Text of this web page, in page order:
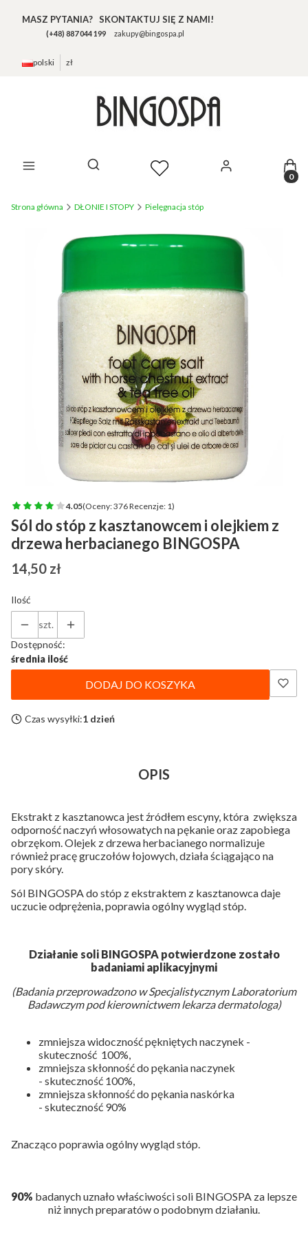
MASZ PYTANIA? SKONTAKTUJ SIĘ Z NAMI!
(+48) 887 044 199 zakupy@bingospa.pl
polski zł
Otwórz wyszukiwarkę
Strona główna DŁONIE I STOPY Pielęgnacja stóp
4.05(Oceny: 376 Recenzje: 1)
Sól do stóp z kasztanowcem i olejkiem z
drzewa herbacianego BINGOSPA
Cena
14,50 zł
Ilość
szt.
Dostępność:
średnia ilość
DODAJ DO KOSZYKA
Czas wysyłki:1 dzień
OPIS
Ekstrakt z kasztanowca jest źródłem escyny, która zwiększa
odporność naczyń włosowatych na pękanie oraz zapobiega
obrzękom. Olejek z drzewa herbacianego normalizuje
również pracę gruczołów łojowych, działa ściągająco na
pory skóry.
Sól BINGOSPA do stóp z ekstraktem z kasztanowca daje
uczucie odprężenia, poprawia ogólny wygląd stóp.
Działanie soli BINGOSPA potwierdzone zostało
badaniami aplikacyjnymi
(Badania przeprowadzono w Specjalistycznym Laboratorium
Badawczym pod kierownictwem lekarza dermatologa)
zmniejsza widoczność pękniętych naczynek -
skuteczność 100%,
zmniejsza skłonność do pękania naczynek
- skuteczność 100%,
zmniejsza skłonność do pękania naskórka
- skuteczność 90%
Znacząco poprawia ogólny wygląd stóp.
90% badanych uznało właściwości soli BINGOSPA za lepsze
niż innych preparatów o podobnym działaniu.